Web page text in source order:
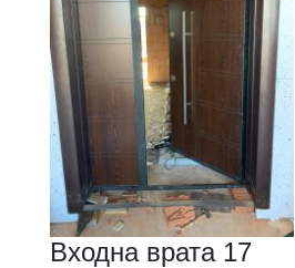
Входна врата 17